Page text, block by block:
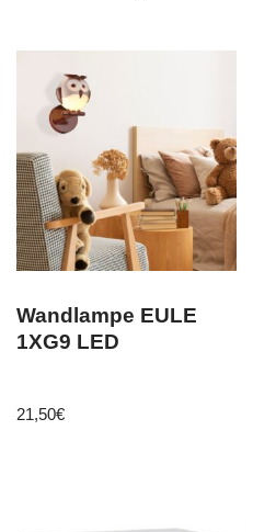
Wandlampe EULE
1XG9 LED
21,50€